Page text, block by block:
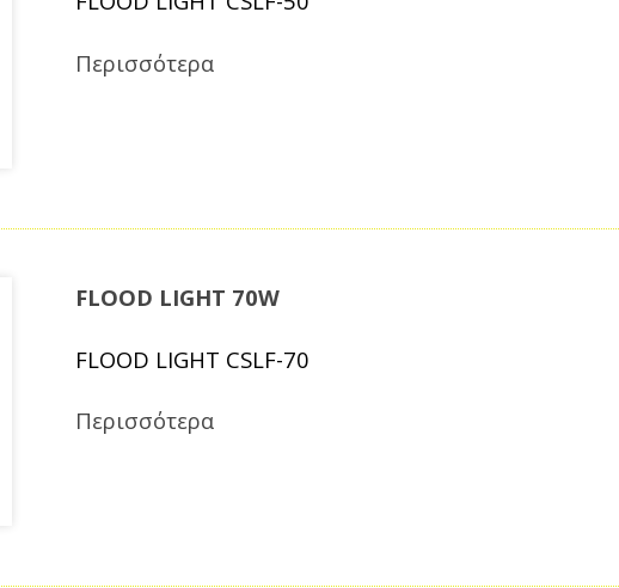
Περισσότερα
FLOOD LIGHT 70W
FLOOD LIGHT CSLF-70
Περισσότερα